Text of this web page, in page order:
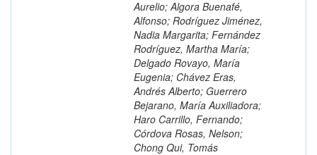
Aurelio; Algora Buenafé,
Alfonso; Rodríguez Jiménez,
Nadia Margarita; Fernández
Rodríguez, Martha María;
Delgado Rovayo, María
Eugenia; Chávez Eras,
Andrés Alberto; Guerrero
Bejarano, María Auxiliadora;
Haro Carrillo, Fernando;
Córdova Rosas, Nelson;
Chong Qui, Tomás